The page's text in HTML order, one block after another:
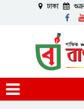
ঢাকা